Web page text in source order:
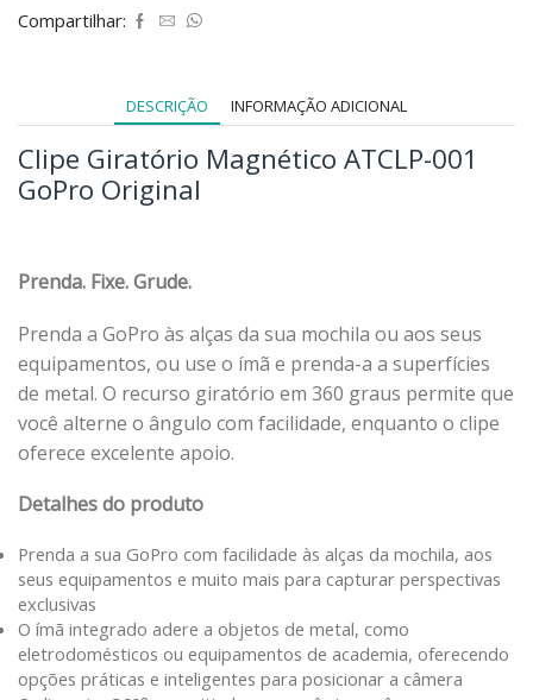
Compartilhar:
DESCRIÇÃO INFORMAÇÃO ADICIONAL
Clipe Giratório Magnético ATCLP-001
GoPro Original
Prenda. Fixe. Grude.
Prenda a GoPro às alças da sua mochila ou aos seus
equipamentos, ou use o ímã e prenda-a a superfícies
de metal. O recurso giratório em 360 graus permite que
você alterne o ângulo com facilidade, enquanto o clipe
oferece excelente apoio.
Detalhes do produto
Prenda a sua GoPro com facilidade às alças da mochila, aos
seus equipamentos e muito mais para capturar perspectivas
exclusivas
O ímã integrado adere a objetos de metal, como
eletrodomésticos ou equipamentos de academia, oferecendo
opções práticas e inteligentes para posicionar a câmera